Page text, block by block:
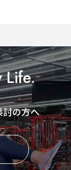
Life.
討の方へ